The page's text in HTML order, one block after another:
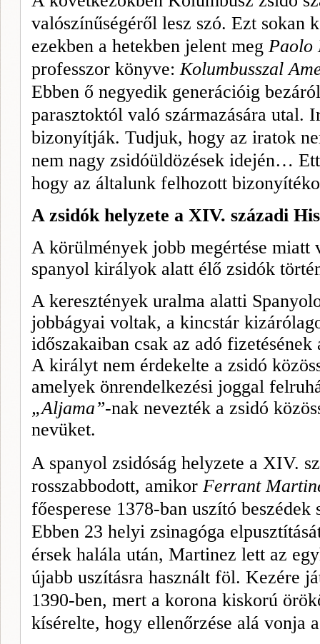
valószínűségéről lesz szó. Ezt sokan
ezekben a hetekben jelent meg
professzor könyve:Kolumbusszal
Ebben ő negyedik generációig
parasztoktól való származására utal.
bizonyítják. Tudjuk, hogy az iratok
nem nagy zsidóüldö­zések idején…
hogy az ál­talunk felhozott
A zsidók helyzete a XIV. századi
A körülmények jobb megértése miatt
spanyol királyok alatt élő zsidók
A keresztények uralma alatti
jobbágyai voltak, a kincstár
időszakaiban csak az adó
A királyt nem érdekelte a zsidó
amelyek önrendelke­zési joggal
„Aljama”-nak nevezték a zsidó
nevüket.
A spanyol zsidóság helyzete a XIV.
rosszabbodott, amikor Ferrant
főesperese 1378-ban uszító
Ebben 23 helyi zsinagóga
érsek halála után, Martinez lett az
újabb uszításra használt föl. Kezére
1390-ben, mert a korona kiskorú
kísé­relte, hogy ellenőrzése alá vonja